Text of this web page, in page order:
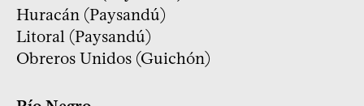
Huracán (Paysandú)
Litoral (Paysandú)
Obreros Unidos (Guichón)